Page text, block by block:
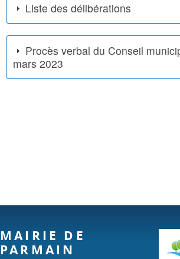
Liste des délibérations
Procès verbal du Conseil
mars 2023
MAIRIE DE
PARMAIN